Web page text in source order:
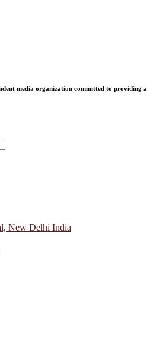
media organization committed to
New Delhi India